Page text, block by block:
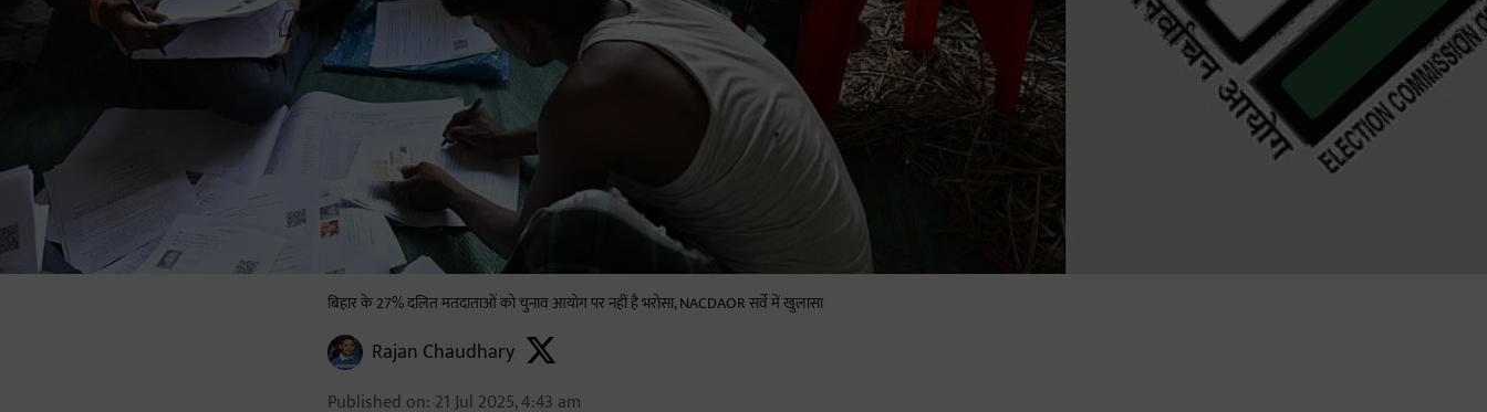
बिहार के 27% दलित मतदाताओं को चुनाव आयोग पर नहीं है भरोसा, NACDAOR सर्वे में खुलासा
Rajan Chaudhary
Published on: 21 Jul 2025, 4:43 am